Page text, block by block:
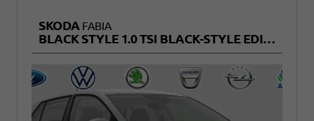
SKODA FABIA
BLACK STYLE 1.0 TSI BLACK-STYLE EDITION+KAMERA+SITZHEIZUNG+TEMPOMAT+LED